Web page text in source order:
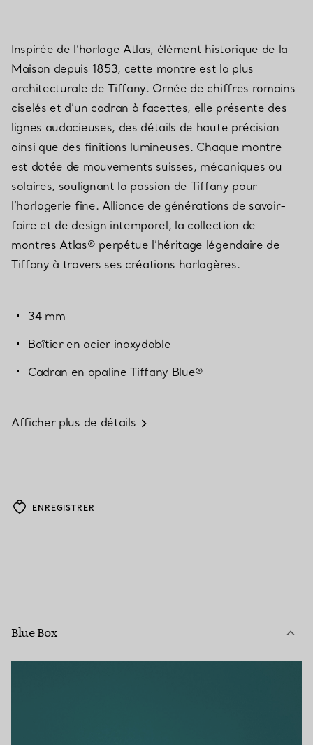
Inspirée de l’horloge Atlas, élément historique de la
Maison depuis 1853, cette montre est la plus
architecturale de Tiffany. Ornée de chiffres romains
ciselés et d’un cadran à facettes, elle présente des
lignes audacieuses, des détails de haute précision
ainsi que des finitions lumineuses. Chaque montre
est dotée de mouvements suisses, mécaniques ou
solaires, soulignant la passion de Tiffany pour
l’horlogerie fine. Alliance de générations de savoir-
faire et de design intemporel, la collection de
montres Atlas® perpétue l’héritage légendaire de
Tiffany à travers ses créations horlogères.
34 mm
Boîtier en acier inoxydable
Cadran en opaline Tiffany Blue®
Afficher plus de détails
ENREGISTRER
Blue Box